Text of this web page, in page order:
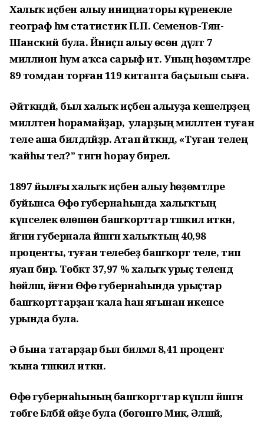
Халыҡ иҫәбен алыу инициаторы күренекле
географ һәм статистик П.П. Семенов-Тян-
Шанский була. Йәниҫәп алыу өсөн дәүләт 7
миллион һум аҡса сарыф итә. Уның һөҙөмтәләре
89 томдан торған 119 китапта баҫылып сыға.
Әйткәндәй, был халыҡ иҫәбен алыуҙа кешеләрҙең
милләтен һорамайҙар, ә уларҙың милләтен туған
теле аша билдәләйҙәр. Атап әйткәндә, «Туған телең
ҡайһы тел?” тигән һорау бирелә.
1897 йылғы халыҡ иҫәбен алыу һөҙөмтәләре
буйынса Өфө губернаһында халыҡтың
күпселек өлөшөн башҡорттар тәшкил иткән,
йәғни губернала йәшәгән халыҡтың 40,98
проценты, туған телебеҙ башҡорт теле, тип
яуап бирә. Төбәктә 37,97 % халыҡ урыҫ телендә
һөйләшә, йәғни Өфө губернаһында урыҫтар
башҡорттарҙан ҡала һан яғынан икенсе
урында була.
Ә бына татарҙар был биләмәлә 8,41 процент
ҡына тәшкил иткән.
Өфө губернаһының башҡорттар күпләп йәшәгән
төбәге Бәләбәй өйәҙе була (бөгөнгө Миәкә, Әлшәй,